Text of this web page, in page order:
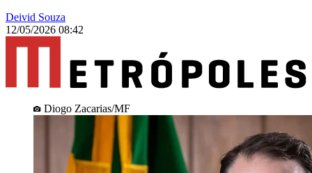
Deivid Souza
12/05/2026 08:42
Diogo Zacarias/MF